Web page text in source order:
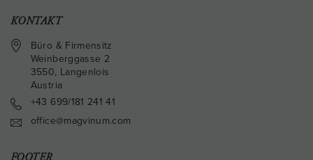
KONTAKT
Büro & Firmensitz
Weinberggasse 2
3550, Langenlois
Austria
+43 699/181 241 41
office@magvinum.com